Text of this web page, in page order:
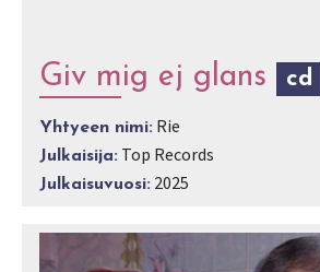
Giv mig ej glans cd
Yhtyeen nimi: Rie
Julkaisija: Top Records
Julkaisuvuosi: 2025